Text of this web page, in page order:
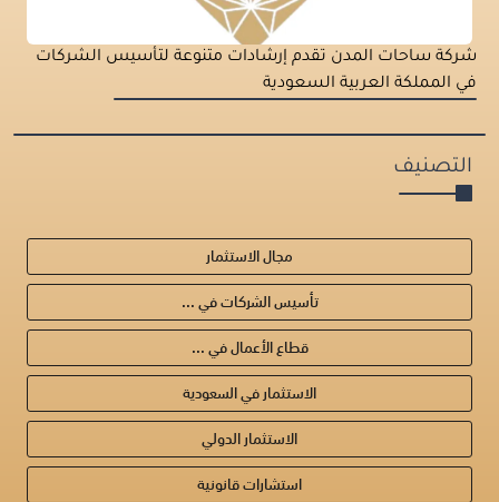
شركة ساحات المدن تقدم إرشادات متنوعة لتأسيس الشركات
في المملكة العربية السعودية
التصنيف
مجال الاستثمار
تأسيس الشركات في ...
قطاع الأعمال في ...
الاستثمار في السعودية
الاستثمار الدولي
استشارات قانونية